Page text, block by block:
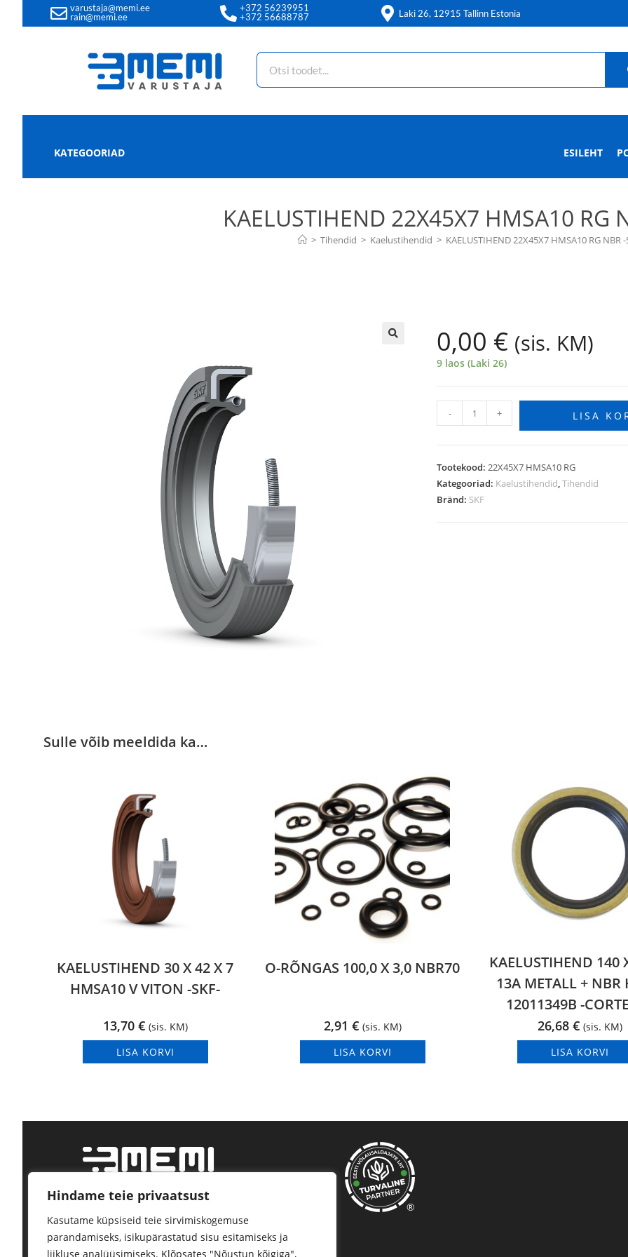
Hindame teie privaatsust
Kasutame küpsiseid teie sirvimiskogemuse
parandamiseks, isikupärastatud sisu esitamiseks ja
liikluse analüüsimiseks. Klõpsates "Nõustun kõigiga",
varustaja@memi.ee
rain@memi.ee
+372 56239951
+372 56688787
Laki 26, 12915 Tallinn Estonia
KATEGOORIAD ESILEHT
KAELUSTIHEND 22X45X7 HMSA10 RG
> Tihendid > Kaelustihendid > KAELUSTIHEND 22X45X7 HMSA10 RG NBR -
0,00 € (sis. KM)
9 laos (Laki 26)
- + LISA
Tootekood:22X45X7 HMSA10 RG
Kategooriad: Kaelustihendid,Tihendid
Bränd: SKF
Sulle võib meeldida ka…
KAELUSTIHEND 30 X 42 X 7
HMSA10 V VITON -SKF-
13,70 € (sis. KM)
LISA KORVI
O-RÕNGAS 100,0 X 3,0 NBR70
2,91 € (sis. KM)
LISA KORVI
KAELUSTIHEND 140
13A METALL + NBR
12011349B -
26,68 € (sis. KM)
LISA KORVI
Kindel tarne, kõrge kvaliteet.
®